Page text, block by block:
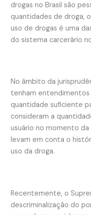
drogas no Brasil são
quantidades de droga,
uso de drogas é uma
do sistema carcerário
No âmbito da
tenham
quantidade suficiente
consideram a
usuário no momento
levam em conta o
uso da droga.
Recentemente, o
descriminalização do